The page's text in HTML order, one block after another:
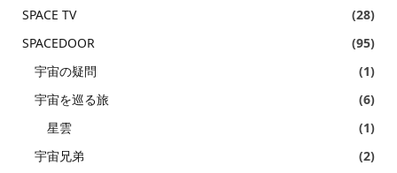
SPACE TV
(28)
SPACEDOOR
(95)
宇宙の疑問
(1)
宇宙を巡る旅
(6)
星雲
(1)
宇宙兄弟
(2)